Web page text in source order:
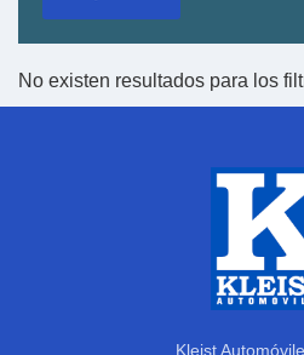
No existen resultados para los
Kleist